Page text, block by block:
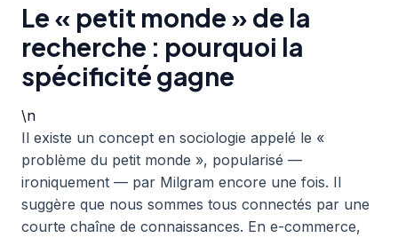
Le « petit monde » de la
recherche : pourquoi la
spécificité gagne
\n
Il existe un concept en sociologie appelé le «
problème du petit monde », popularisé —
ironiquement — par Milgram encore une fois. Il
suggère que nous sommes tous connectés par une
courte chaîne de connaissances. En e-commerce,